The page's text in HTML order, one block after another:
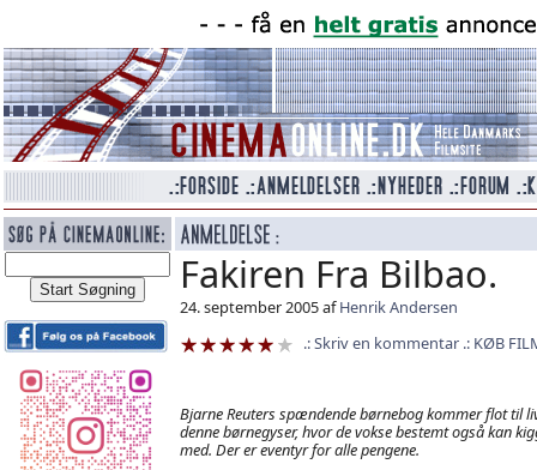
Fakiren Fra Bilbao.
24. september 2005 afHenrik Andersen
Skriv en kommentar
KØB
Bjarne Reuters spændende børnebog kommer flot til
denne børnegyser, hvor de vokse bestemt også kan
med. Der er eventyr for alle pengene.